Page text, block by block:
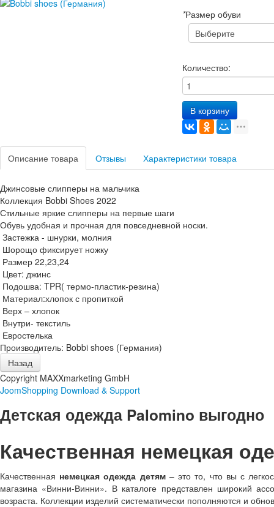
*Размер обуви
Количество:
В корзину
Описание товара Отзывы Характеристики товара
Джинсовые слипперы на мальчика
Коллекция Bobbi Shoes 2022
Стильные яркие слипперы на первые шаги
Обувь удобная и прочная для повседневной носки.
Застежка - шнурки, молния
Шорощо фиксирует ножку
Размер 22,23,24
Цвет: джинс
Подошва: TPR( термо-пластик-резина)
Материал:хлопок с пропиткой
Верх – хлопок
Внутри- текстиль
Евростелька
Производитель: Bobbi shoes (Германия)
Copyright MAXXmarketing GmbH
JoomShopping Download & Support
Детская одежда Palomino выгодно
Качественная немецкая
Качественная немецкая одежда детям– это то, что вы с
магазина «Винни-Винни». В каталоге представлен широкий
возраста. Коллекции изделий систематически пополняются и